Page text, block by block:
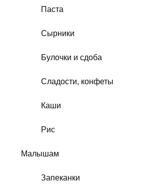
Паста
Сырники
Булочки и сдоба
Сладости, конфеты
Каши
Рис
Малышам
Запеканки